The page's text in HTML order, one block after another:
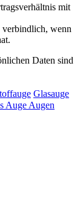
mit
verbindlich, wenn
Daten sind
Glasauge
Auge Augen